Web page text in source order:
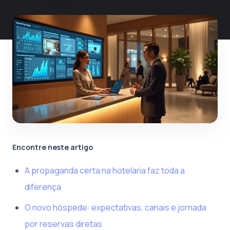
Encontre neste artigo
A propaganda certa na hotelaria faz toda a
diferença
O novo hóspede: expectativas, canais e jornada
por reservas diretas